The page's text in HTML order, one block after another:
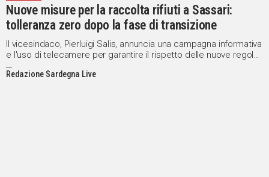
Nuove misure per la raccolta rifiuti a Sassari:
tolleranza zero dopo la fase di transizione
Il vicesindaco, Pierluigi Salis, annuncia una campagna informativa
e l'uso di telecamere per garantire il rispetto delle nuove regole,
con l'obiettivo di preservare igiene e decoro cittadino
Redazione Sardegna Live